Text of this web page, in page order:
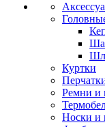
Куртки
Ремни и
Носки и